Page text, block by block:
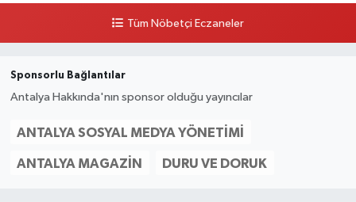
Tüm Nöbetçi Eczaneler
Sponsorlu Bağlantılar
Antalya Hakkında'nın sponsor olduğu yayıncılar
ANTALYA SOSYAL MEDYA YÖNETIMI
ANTALYA MAGAZIN DURU VE DORUK